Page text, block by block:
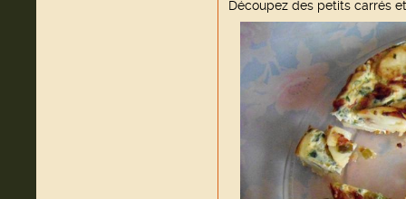
Découpez des petits carrés